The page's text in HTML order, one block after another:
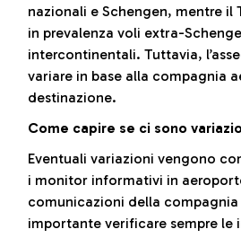
nazionali e Schengen, mentre il
in prevalenza voli extra-
intercontinentali. Tuttavia,
variare in base alla compagnia
destinazione.
Come capire se ci sono
Eventuali variazioni vengono
i monitor informativi in
comunicazioni della compagnia
importante verificare sempre le